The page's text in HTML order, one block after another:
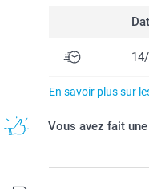
En savoir plus sur
Vous avez fait